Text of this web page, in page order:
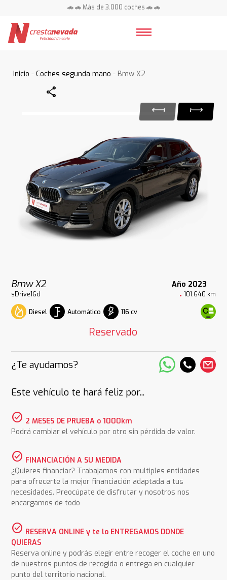
🚗 🚗 Más de 3.000 coches 🚗 🚗
Inicio -Coches segunda mano - Bmw X2
Share
Bmw X2 Año 2023
sDrive16d 101.640 km
Diesel Automático 116 cv
Reservado
¿Te ayudamos?
Este vehículo te hará feliz por...
check_circle 2 MESES DE PRUEBA o 1000km
Podrá cambiar el vehículo por otro sin pérdida de valor.
check_circle FINANCIACIÓN A SU MEDIDA
¿Quieres financiar? Trabajamos con multiples entidades
para ofrecerte la mejor financiación adaptada a tus
necesidades. Preocúpate de disfrutar y nosotros nos
encargamos de todo
check_circle RESERVA ONLINE y te lo ENTREGAMOS DONDE
QUIERAS
Reserva online y podrás elegir entre recoger el coche en uno
de nuestros puntos de recogida o entrega en cualquier
punto del territorio nacional.